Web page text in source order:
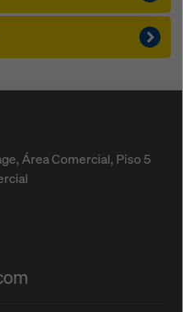
Área Comercial, Piso 5